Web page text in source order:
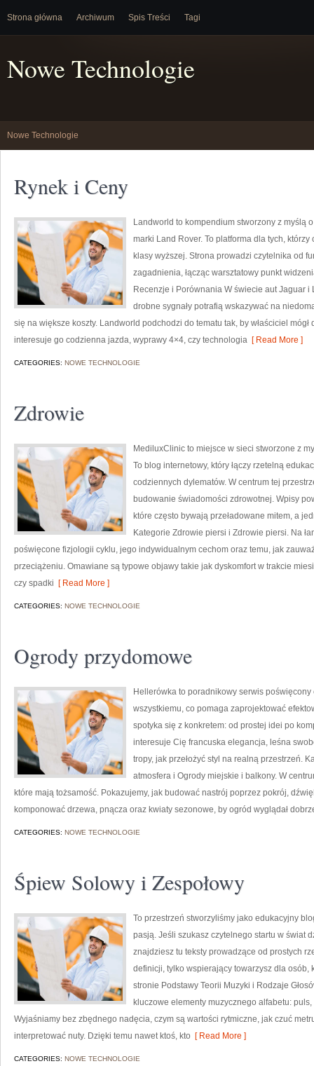
Strona główna Archiwum Spis Treści Tagi
Nowe Technologie
Nowe Technologie
Rynek i Ceny
Landworld to kompendium stworzony z myślą
marki Land Rover. To platforma dla tych,
klasy wyższej. Strona prowadzi czytelnika od
zagadnienia, łącząc warsztatowy punkt
Recenzje i Porównania W świecie aut Jaguar i
drobne sygnały potrafią wskazywać na
się na większe koszty. Landworld podchodzi do tematu tak, by właściciel
interesuje go codzienna jazda, wyprawy 4×4, czy technologia [ Read More ]
CATEGORIES: NOWE TECHNOLOGIE
Zdrowie
MediluxClinic to miejsce w sieci stworzone z
To blog internetowy, który łączy rzetelną
codziennych dylematów. W centrum tej
budowanie świadomości zdrowotnej. Wpisy
które często bywają przeładowane mitem, a
Kategorie Zdrowie piersi i Zdrowie piersi. Na
poświęcone fizjologii cyklu, jego indywidualnym cechom oraz temu, jak
przeciążeniu. Omawiane są typowe objawy takie jak dyskomfort w trakcie
czy spadki [ Read More ]
CATEGORIES: NOWE TECHNOLOGIE
Ogrody przydomowe
Hellerówka to poradnikowy serwis
wszystkiemu, co pomaga zaprojektować
spotyka się z konkretem: od prostej idei po
interesuje Cię francuska elegancja, leśna
tropy, jak przełożyć styl na realną przestrzeń.
atmosfera i Ogrody miejskie i balkony. W
które mają tożsamość. Pokazujemy, jak budować nastrój poprzez pokrój,
komponować drzewa, pnącza oraz kwiaty sezonowe, by ogród wyglądał
CATEGORIES: NOWE TECHNOLOGIE
Śpiew Solowy i Zespołowy
To przestrzeń stworzyliśmy jako edukacyjny
pasją. Jeśli szukasz czytelnego startu w świat
znajdziesz tu teksty prowadzące od prostych
definicji, tylko wspierający towarzysz dla osób,
stronie Podstawy Teorii Muzyki i Rodzaje
kluczowe elementy muzycznego alfabetu:
Wyjaśniamy bez zbędnego nadęcia, czym są wartości rytmiczne, jak czuć
interpretować nuty. Dzięki temu nawet ktoś, kto [ Read More ]
CATEGORIES: NOWE TECHNOLOGIE